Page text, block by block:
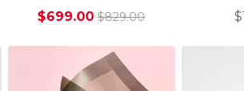
$699.00 $829.00